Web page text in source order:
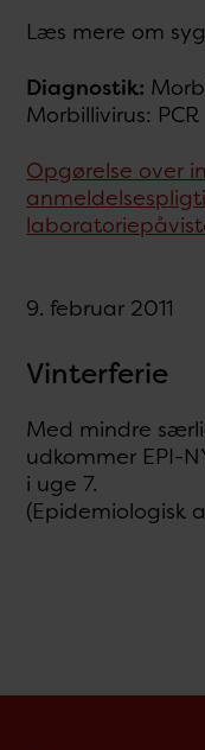
Læs mere om
Diagnostik:
Morbillivirus: PCR
Opgørelse over
9. februar 2011
Vinterferie
Med mindre
udkommer EPI-
i uge 7.
(Epidemiologisk